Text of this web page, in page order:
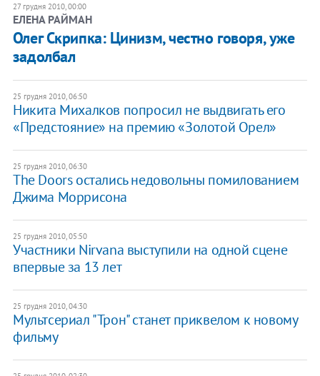
27 грудня 2010, 00:00
ЕЛЕНА РАЙМАН
Олег Скрипка: Цинизм, честно говоря, уже
задолбал
25 грудня 2010, 06:50
Никита Михалков попросил не выдвигать его
«Предстояние» на премию «Золотой Орел»
25 грудня 2010, 06:30
The Doors остались недовольны помилованием
Джима Моррисона
25 грудня 2010, 05:50
Участники Nirvana выступили на одной сцене
впервые за 13 лет
25 грудня 2010, 04:30
Мультсериал "Трон" станет приквелом к новому
фильму